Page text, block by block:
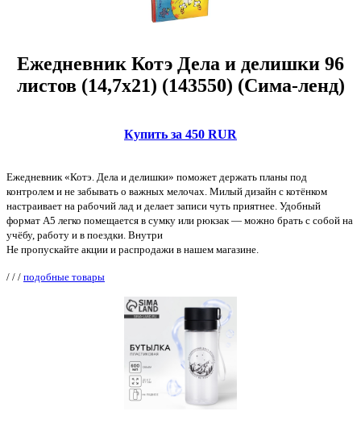
Ежедневник Котэ Дела и делишки 96
листов (14,7х21) (143550) (Сима-ленд)
Купить за 450 RUR
Ежедневник «Котэ. Дела и делишки» поможет держать планы под
контролем и не забывать о важных мелочах. Милый дизайн с котёнком
настраивает на рабочий лад и делает записи чуть приятнее. Удобный
формат А5 легко помещается в сумку или рюкзак — можно брать с собой на
учёбу, работу и в поездки. Внутри
Не пропускайте акции и распродажи в нашем магазине.
/ / / подобные товары